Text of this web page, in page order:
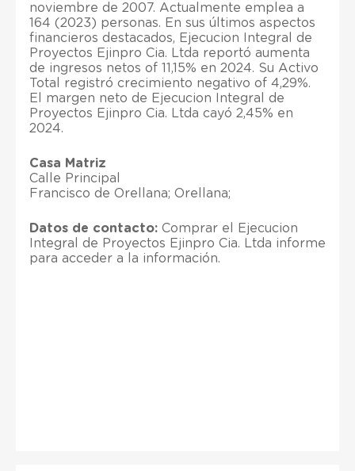
noviembre de 2007. Actualmente emplea a
164 (2023) personas. En sus últimos aspectos
financieros destacados, Ejecucion Integral de
Proyectos Ejinpro Cia. Ltda reportó aumenta
de ingresos netos of 11,15% en 2024. Su Activo
Total registró crecimiento negativo of 4,29%.
El margen neto de Ejecucion Integral de
Proyectos Ejinpro Cia. Ltda cayó 2,45% en
2024.
Casa Matriz
Calle Principal
Francisco de Orellana; Orellana;
Datos de contacto: Comprar el Ejecucion
Integral de Proyectos Ejinpro Cia. Ltda informe
para acceder a la información.